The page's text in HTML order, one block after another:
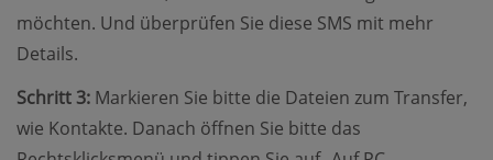
möchten. Und überprüfen Sie diese SMS mit mehr
Details.
Schritt 3: Markieren Sie bitte die Dateien zum Transfer,
wie Kontakte. Danach öffnen Sie bitte das